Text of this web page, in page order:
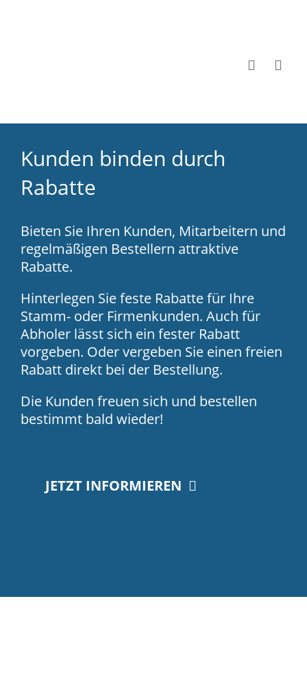
Kunden binden durch
Rabatte
Bieten Sie Ihren Kunden, Mitarbeitern und
regelmäßigen Bestellern attraktive
Rabatte.
Hinterlegen Sie feste Rabatte für Ihre
Stamm- oder Firmenkunden. Auch für
Abholer lässt sich ein fester Rabatt
vorgeben. Oder vergeben Sie einen freien
Rabatt direkt bei der Bestellung.
Die Kunden freuen sich und bestellen
bestimmt bald wieder!
JETZT INFORMIEREN